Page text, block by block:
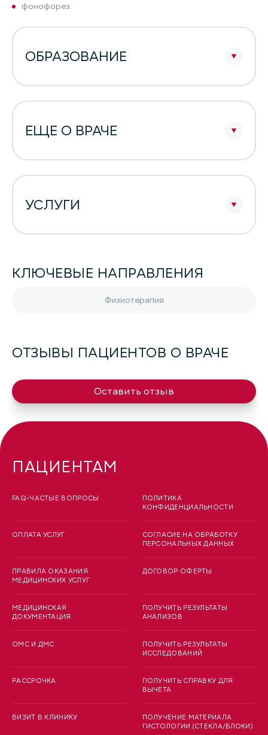
фонофорез.
ОБРАЗОВАНИЕ
ЕЩЕ О ВРАЧЕ
УСЛУГИ
КЛЮЧЕВЫЕ НАПРАВЛЕНИЯ
Физиотерапия
ОТЗЫВЫ ПАЦИЕНТОВ О ВРАЧЕ
Оставить отзыв
ПАЦИЕНТАМ
FAQ-ЧАСТЫЕ ВОПРОСЫ
ОПЛАТА УСЛУГ
ПРАВИЛА ОКАЗАНИЯ
МЕДИЦИНСКИХ УСЛУГ
МЕДИЦИНСКАЯ
ДОКУМЕНТАЦИЯ
ОМС И ДМС
РАССРОЧКА
ВИЗИТ В КЛИНИКУ
ПОЛИТИКА
КОНФИДЕНЦИАЛЬНОСТИ
СОГЛАСИЕ НА ОБРАБОТКУ
ПЕРСОНАЛЬНЫХ ДАННЫХ
ДОГОВОР ОФЕРТЫ
ПОЛУЧИТЬ РЕЗУЛЬТАТЫ
АНАЛИЗОВ
ПОЛУЧИТЬ РЕЗУЛЬТАТЫ
ИССЛЕДОВАНИЙ
ПОЛУЧИТЬ СПРАВКУ ДЛЯ
ВЫЧЕТА
ПОЛУЧЕНИЕ МАТЕРИАЛА
ГИСТОЛОГИИ (СТЕКЛА/БЛОКИ)